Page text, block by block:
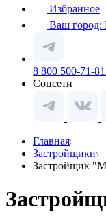
Избранное
Ваш город:
8 800 500-71-81
Соцсети
Главная
Застройщики
Застройщик